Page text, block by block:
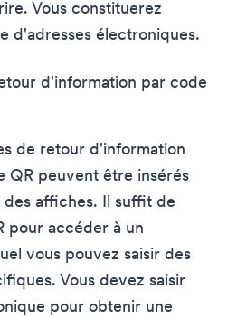
Vous constituerez
d'adresses électroniques.
d'information par code
de retour d'information
QR peuvent être insérés
des affiches. Il suffit de
pour accéder à un
vous pouvez saisir des
Vous devez saisir
pour obtenir une